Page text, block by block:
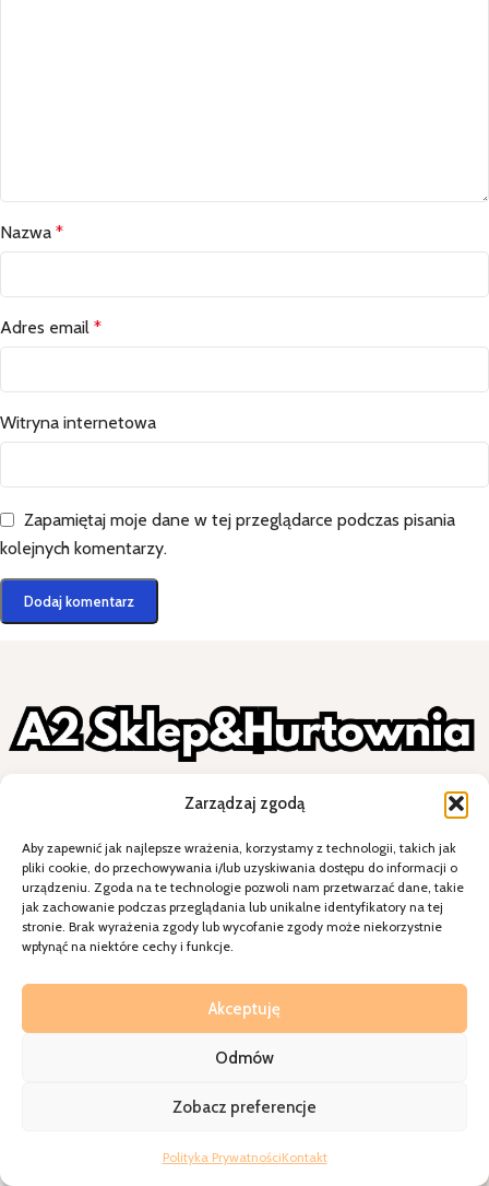
Zarządzaj zgodą
Aby zapewnić jak najlepsze wrażenia, korzystamy z technologii, takich jak
pliki cookie, do przechowywania i/lub uzyskiwania dostępu do informacji o
urządzeniu. Zgoda na te technologie pozwoli nam przetwarzać dane, takie
jak zachowanie podczas przeglądania lub unikalne identyfikatory na tej
stronie. Brak wyrażenia zgody lub wycofanie zgody może niekorzystnie
wpłynąć na niektóre cechy i funkcje.
Akceptuję
Odmów
Zobacz preferencje
Polityka PrywatnościKontakt
Nazwa *
Adres email *
Witryna internetowa
Zapamiętaj moje dane w tej przeglądarce podczas pisania
kolejnych komentarzy.
W razie jakichkolwiek pytań zapraszamy do
Styl i wygoda na Twoim stole - wybierz
Kategorie
A2sklepihurtownia2026Realziacja=